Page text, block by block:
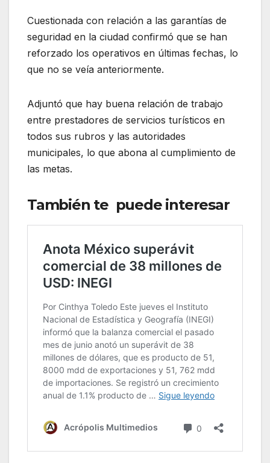
Cuestionada con relación a las garantías de
seguridad en la ciudad confirmó que se han
reforzado los operativos en últimas fechas, lo
que no se veía anteriormente.
Adjuntó que hay buena relación de trabajo
entre prestadores de servicios turísticos en
todos sus rubros y las autoridades
municipales, lo que abona al cumplimiento de
las metas.
También te puede interesar